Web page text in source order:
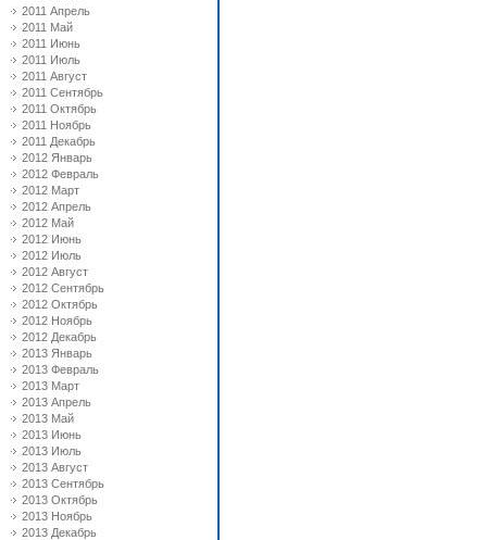
2011 Апрель
2011 Май
2011 Июнь
2011 Июль
2011 Август
2011 Сентябрь
2011 Октябрь
2011 Ноябрь
2011 Декабрь
2012 Январь
2012 Февраль
2012 Март
2012 Апрель
2012 Май
2012 Июнь
2012 Июль
2012 Август
2012 Сентябрь
2012 Октябрь
2012 Ноябрь
2012 Декабрь
2013 Январь
2013 Февраль
2013 Март
2013 Апрель
2013 Май
2013 Июнь
2013 Июль
2013 Август
2013 Сентябрь
2013 Октябрь
2013 Ноябрь
2013 Декабрь